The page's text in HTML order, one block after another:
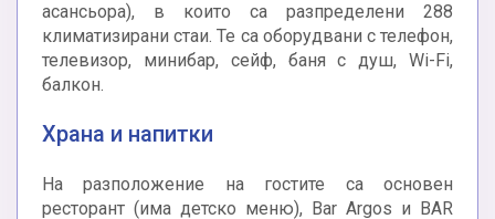
асансьора), в които са разпределени 288
климатизирани стаи. Те са оборудвани с телефон,
телевизор, минибар, сейф, баня с душ, Wi-Fi,
балкон.
Храна и напитки
На разположение на гостите са основен
ресторант (има детско меню), Bar Argos и BAR